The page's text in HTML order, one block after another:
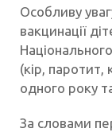
Особливу
вакцинації
(кір, паротит,
одного року
За словами